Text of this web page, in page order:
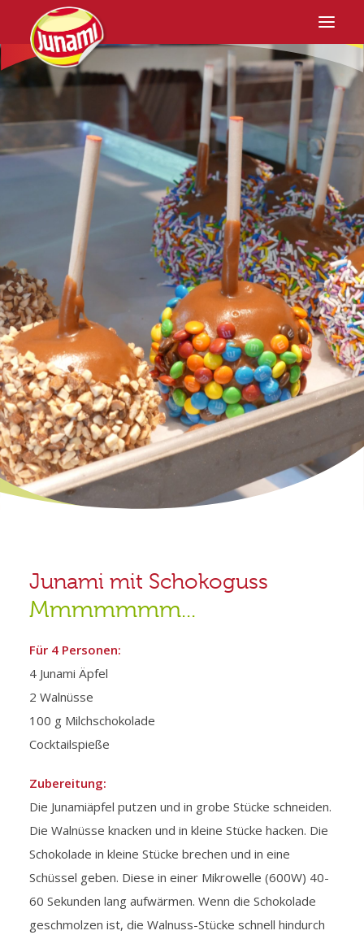
Home
Rezepturen
Einzelhandel
Junami mit Schokoguss
Mmmmmmm...
Für 4 Personen:
4 Junami Äpfel
2 Walnüsse
100 g Milchschokolade
Cocktailspieße
Zubereitung:
Die Junamiäpfel putzen und in grobe Stücke schneiden.
Die Walnüsse knacken und in kleine Stücke hacken. Die
Schokolade in kleine Stücke brechen und in eine
Schüssel geben. Diese in einer Mikrowelle (600W) 40-
60 Sekunden lang aufwärmen. Wenn die Schokolade
geschmolzen ist, die Walnuss-Stücke schnell hindurch